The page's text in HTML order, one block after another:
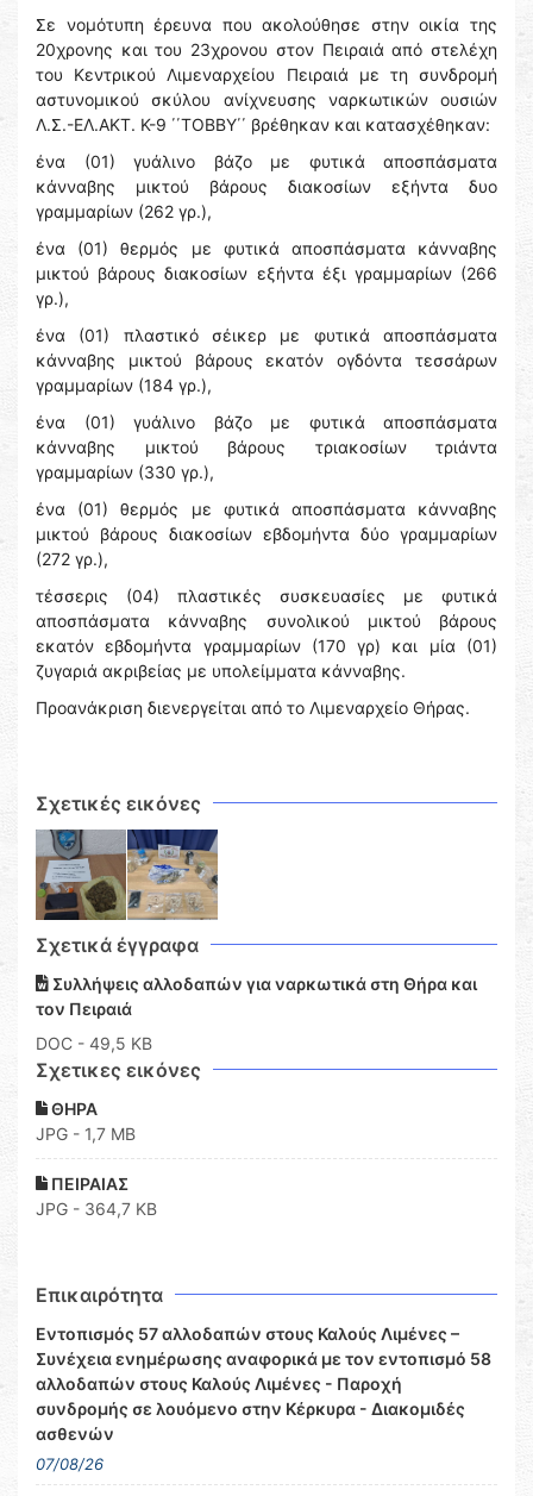
Σε νομότυπη έρευνα που ακολούθησε στην οικία της
20χρονης και του 23χρονου στον Πειραιά από στελέχη
του Κεντρικού Λιμεναρχείου Πειραιά με τη συνδρομή
αστυνομικού σκύλου ανίχνευσης ναρκωτικών ουσιών
Λ.Σ.-ΕΛ.ΑΚΤ. Κ-9 ΄΄TOBBY΄΄ βρέθηκαν και κατασχέθηκαν:
ένα (01) γυάλινο βάζο με φυτικά αποσπάσματα
κάνναβης μικτού βάρους διακοσίων εξήντα δυο
γραμμαρίων (262 γρ.),
ένα (01) θερμός με φυτικά αποσπάσματα κάνναβης
μικτού βάρους διακοσίων εξήντα έξι γραμμαρίων (266
γρ.),
ένα (01) πλαστικό σέικερ με φυτικά αποσπάσματα
κάνναβης μικτού βάρους εκατόν ογδόντα τεσσάρων
γραμμαρίων (184 γρ.),
ένα (01) γυάλινο βάζο με φυτικά αποσπάσματα
κάνναβης μικτού βάρους τριακοσίων τριάντα
γραμμαρίων (330 γρ.),
ένα (01) θερμός με φυτικά αποσπάσματα κάνναβης
μικτού βάρους διακοσίων εβδομήντα δύο γραμμαρίων
(272 γρ.),
τέσσερις (04) πλαστικές συσκευασίες με φυτικά
αποσπάσματα κάνναβης συνολικού μικτού βάρους
εκατόν εβδομήντα γραμμαρίων (170 γρ) και μία (01)
ζυγαριά ακριβείας με υπολείμματα κάνναβης.
Προανάκριση διενεργείται από το Λιμεναρχείο Θήρας.
Σχετικές εικόνες
Σχετικά έγγραφα
Συλλήψεις αλλοδαπών για ναρκωτικά στη Θήρα και
τον Πειραιά
DOC - 49,5 KB
Σχετικες εικόνες
ΘΗΡΑ
JPG - 1,7 MB
ΠΕΙΡΑΙΑΣ
JPG - 364,7 KB
Επικαιρότητα
Εντοπισμός 57 αλλοδαπών στους Καλούς Λιμένες –
Συνέχεια ενημέρωσης αναφορικά με τον εντοπισμό 58
αλλοδαπών στους Καλούς Λιμένες - Παροχή
συνδρομής σε λουόμενο στην Κέρκυρα - Διακομιδές
ασθενών
07/08/26